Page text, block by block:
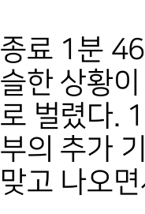
종료 1분
슬한 상황
로 벌렸다.
부의 추가
맞고 나오